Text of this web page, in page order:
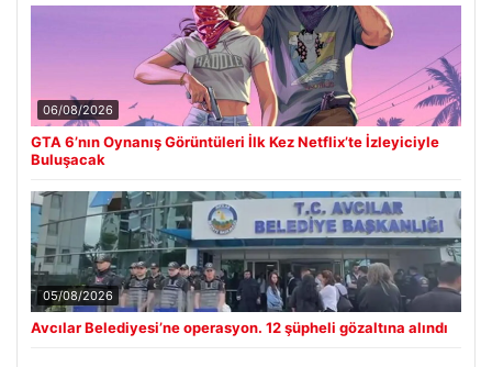
06/08/2026
GTA 6’nın Oynanış Görüntüleri İlk Kez Netflix’te İzleyiciyle
Buluşacak
05/08/2026
Avcılar Belediyesi’ne operasyon. 12 şüpheli gözaltına alındı